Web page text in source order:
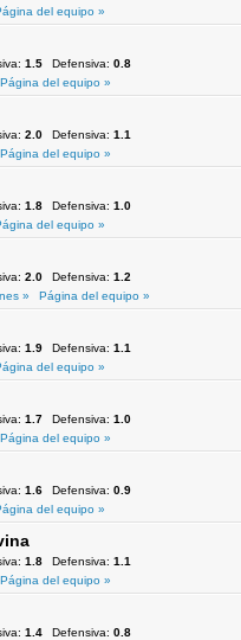
del equipo »
1.5 Defensiva: 0.8
Página del equipo »
2.0 Defensiva: 1.1
Página del equipo »
1.8 Defensiva: 1.0
del equipo »
2.0 Defensiva: 1.2
»
Página del equipo »
1.9 Defensiva: 1.1
del equipo »
1.7 Defensiva: 1.0
Página del equipo »
1.6 Defensiva: 0.9
del equipo »
1.8 Defensiva: 1.1
Página del equipo »
1.4 Defensiva: 0.8